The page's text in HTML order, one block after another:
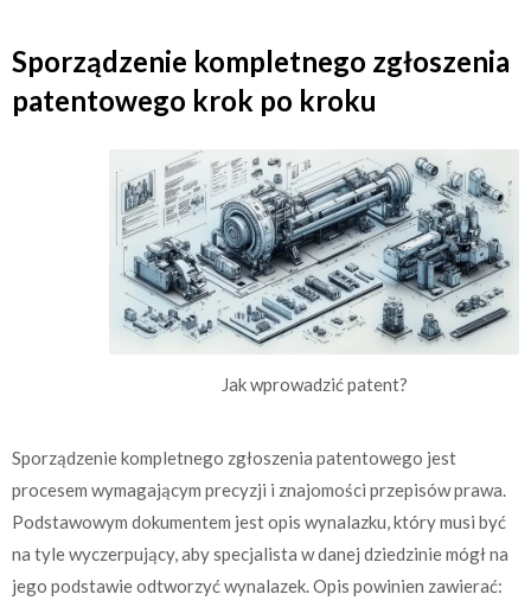
Sporządzenie kompletnego zgłoszenia
patentowego krok po kroku
Jak wprowadzić patent?
Sporządzenie kompletnego zgłoszenia patentowego jest
procesem wymagającym precyzji i znajomości przepisów prawa.
Podstawowym dokumentem jest opis wynalazku, który musi być
na tyle wyczerpujący, aby specjalista w danej dziedzinie mógł na
jego podstawie odtworzyć wynalazek. Opis powinien zawierać: